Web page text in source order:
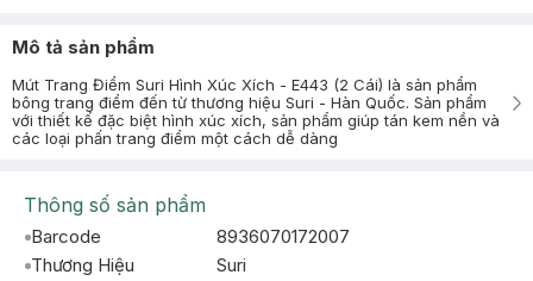
Mô tả sản phẩm
Mút Trang Điểm Suri Hình Xúc Xích - E443 (2 Cái) là sản phẩm
bông trang điểm đến từ thương hiệu Suri - Hàn Quốc. Sản phẩm
với thiết kế đặc biệt hình xúc xích, sản phẩm giúp tán kem nền và
các loại phấn trang điểm một cách dễ dàng
Thông số sản phẩm
Barcode
8936070172007
Thương Hiệu
Suri